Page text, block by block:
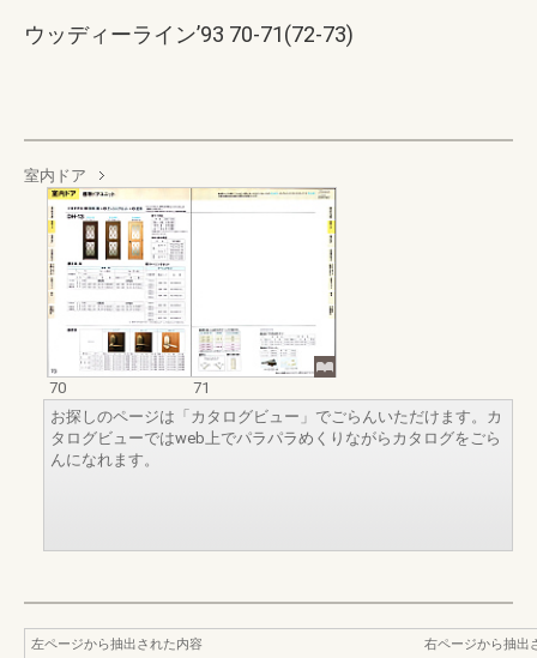
ウッディーライン’93 70-71(72-73)
室内ドア
70
71
お探しのページは「カタログビュー」でごらんいただけます。カ
タログビューではweb上でパラパラめくりながらカタログをごら
んになれます。
左ページから抽出された内容
右ページから抽出